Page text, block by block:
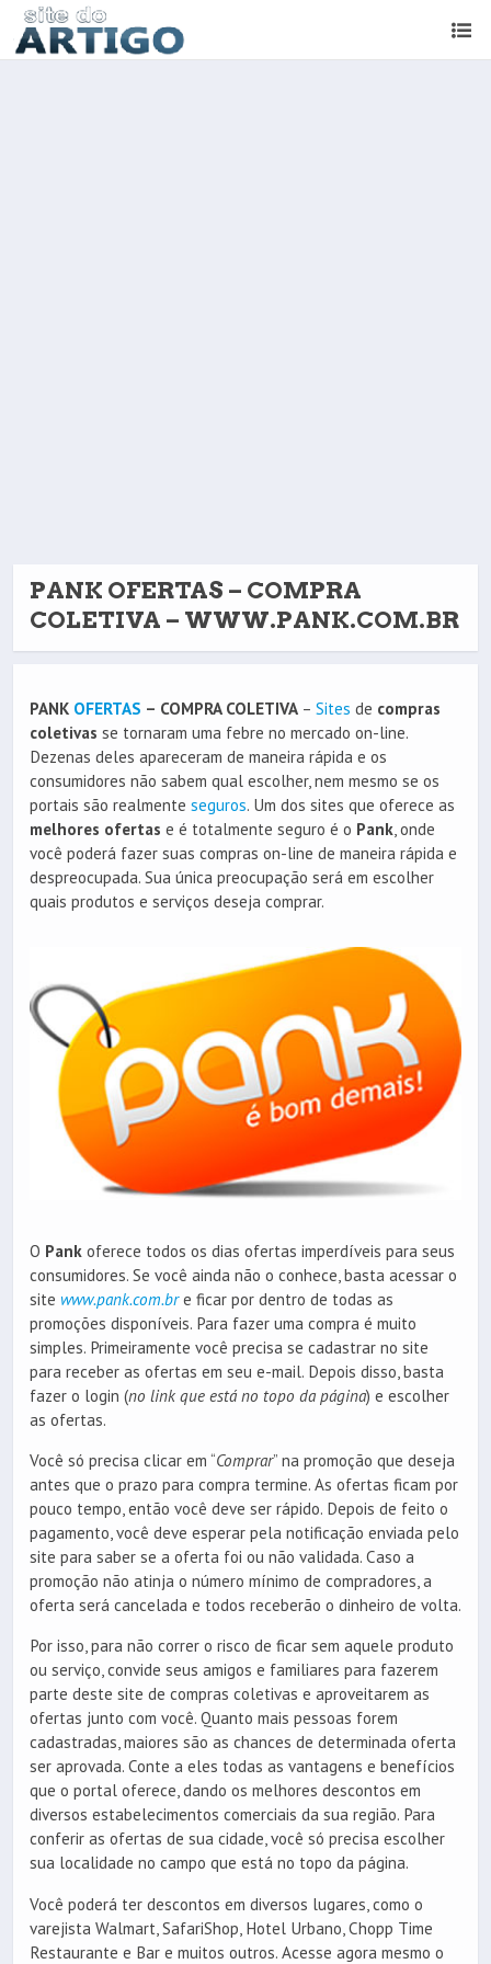
PANK OFERTAS – COMPRA
COLETIVA – WWW.PANK.COM.BR
PANK OFERTAS – COMPRA COLETIVA – Sites de compras
coletivas se tornaram uma febre no mercado on-line.
Dezenas deles apareceram de maneira rápida e os
consumidores não sabem qual escolher, nem mesmo se os
portais são realmente seguros. Um dos sites que oferece as
melhores ofertas e é totalmente seguro é o Pank, onde
você poderá fazer suas compras on-line de maneira rápida e
despreocupada. Sua única preocupação será em escolher
quais produtos e serviços deseja comprar.
O Pank oferece todos os dias ofertas imperdíveis para seus
consumidores. Se você ainda não o conhece, basta acessar o
site www.pank.com.bre ficar por dentro de todas as
promoções disponíveis. Para fazer uma compra é muito
simples. Primeiramente você precisa se cadastrar no site
para receber as ofertas em seu e-mail. Depois disso, basta
fazer o login (no link que está no topo da página) e escolher
as ofertas.
Você só precisa clicar em “Comprar” na promoção que deseja
antes que o prazo para compra termine. As ofertas ficam por
pouco tempo, então você deve ser rápido. Depois de feito o
pagamento, você deve esperar pela notificação enviada pelo
site para saber se a oferta foi ou não validada. Caso a
promoção não atinja o número mínimo de compradores, a
oferta será cancelada e todos receberão o dinheiro de volta.
Por isso, para não correr o risco de ficar sem aquele produto
ou serviço, convide seus amigos e familiares para fazerem
parte deste site de compras coletivas e aproveitarem as
ofertas junto com você. Quanto mais pessoas forem
cadastradas, maiores são as chances de determinada oferta
ser aprovada. Conte a eles todas as vantagens e benefícios
que o portal oferece, dando os melhores descontos em
diversos estabelecimentos comerciais da sua região. Para
conferir as ofertas de sua cidade, você só precisa escolher
sua localidade no campo que está no topo da página.
Você poderá ter descontos em diversos lugares, como o
varejista Walmart, SafariShop, Hotel Urbano, Chopp Time
Restaurante e Bar e muitos outros. Acesse agora mesmo o